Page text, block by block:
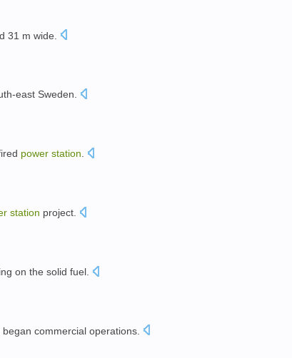
31 m wide
east Sweden.
power station
station project
on the solid fuel
began commercial operations